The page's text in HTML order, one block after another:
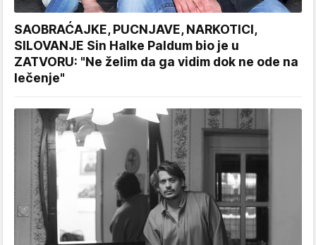
SAOBRAĆAJKE, PUCNJAVE, NARKOTICI,
SILOVANJE Sin Halke Paldum bio je u
ZATVORU: "Ne želim da ga vidim dok ne ode na
lečenje"